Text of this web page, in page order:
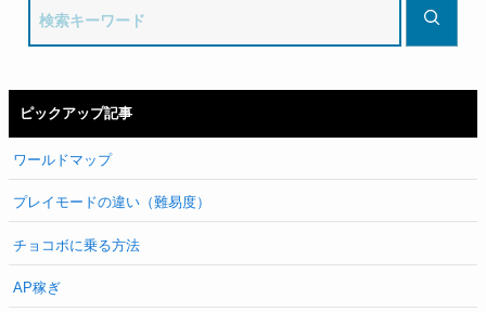
ピックアップ記事
ワールドマップ
プレイモードの違い（難易度）
チョコボに乗る方法
AP稼ぎ